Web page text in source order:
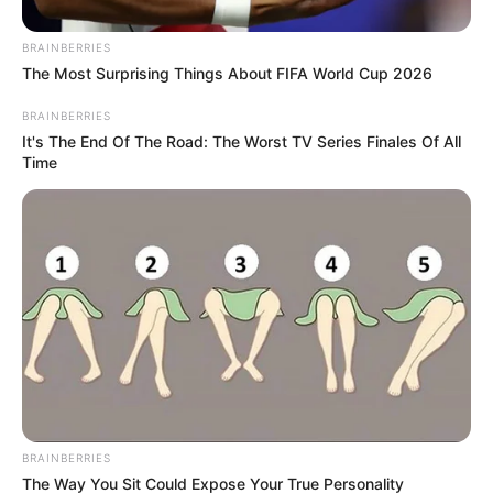
“Cuando hablamos, tosemos o estornudamos se
esparcen unos aerosoles imperceptibles donde viaja el
virus, que
son gotas que miden cinco micras,
para evitar el paso de estas gotas”, explicó Almanza.
Las personas sanas no requieren utilizar tapabocas y
BRAINBERRIES
The Most Surprising Things About FIFA World Cup 2026
BRAINBERRIES
It's The End Of The Road: The Worst TV Series Finales Of All
Time
BRAINBERRIES
The Way You Sit Could Expose Your True Personality